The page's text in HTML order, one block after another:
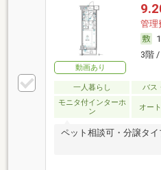
動画あり
管理
3階 /
一人暮らし バス
モニタ付インターホ
ン
オー
ペット相談可・分譲タ